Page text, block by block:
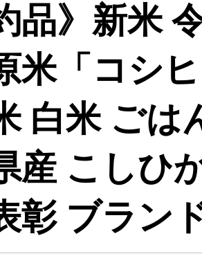
品》新米
米「コシ
白米 ごは
産 こしひ
彰 ブラン